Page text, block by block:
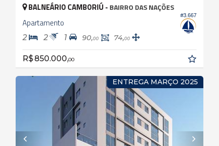
#3.667
BALNEÁRIO CAMBORIÚ - BAIRRO DAS NAÇÕES
Apartamento
2 2 1 90,00 74,00
R$ 850.000,00
ENTREGA MARÇO 2025